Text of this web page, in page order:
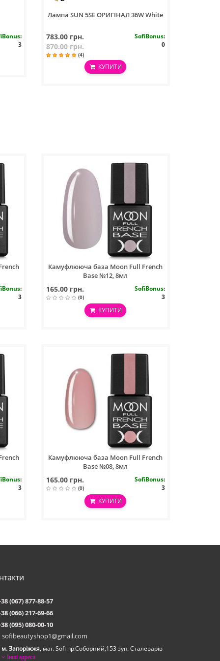
:
3
Лампа SUN 5SE ОРИГІНАЛ 36W White
783.00 грн.
870.00 грн.
(4)
SofiBonus:
0
КУПИТИ
:
3
Камуфлююча база Moon Full French
Base №12, 8мл
165.00 грн.
(0)
SofiBonus:
3
КУПИТИ
:
3
Камуфлююча база Moon Full French
Base №08, 8мл
165.00 грн.
(0)
SofiBonus:
3
КУПИТИ
(067) 877-88-57
(066) 217-69-66
(095) 080-00-10
sofibeautyshop1@gmail.com
м. Запоріжжя, маг. Sofi пр.Соборний,153 зуп. Сталеварiв
Інші адреси